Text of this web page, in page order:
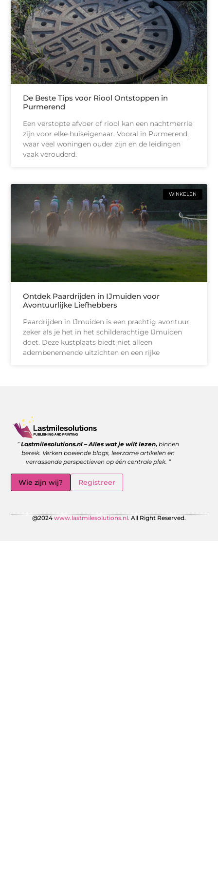
De Beste Tips voor Riool Ontstoppen in
Purmerend
Een verstopte afvoer of riool kan een nachtmerrie
zijn voor elke huiseigenaar. Vooral in Purmerend,
waar veel woningen ouder zijn en de leidingen
vaak verouderd.
WINKELEN
Ontdek Paardrijden in IJmuiden voor
Avontuurlijke Liefhebbers
Paardrijden in IJmuiden is een prachtig avontuur,
zeker als je het in het schilderachtige IJmuiden
doet. Deze kustplaats biedt niet alleen
adembenemende uitzichten en een rijke
”Lastmilesolutions.nl – Alles wat je wilt lezen, binnen
bereik. Verken boeiende blogs, leerzame artikelen en
verrassende perspectieven op één centrale plek. “
Wie zijn wij? Registreer
@2024 www.lastmilesolutions.nl. All Right Reserved.